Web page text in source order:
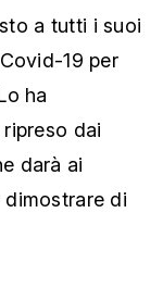
a tutti i suoi
19 per
ha
dai
darà ai
di